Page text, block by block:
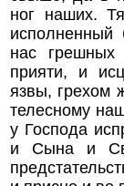
ног наших.
исполненный
нас грешных
прияти, и
язвы, грехом
телесному
у Господа
и Сына и